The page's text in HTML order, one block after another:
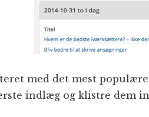
med det mest
indlæg og klistre dem